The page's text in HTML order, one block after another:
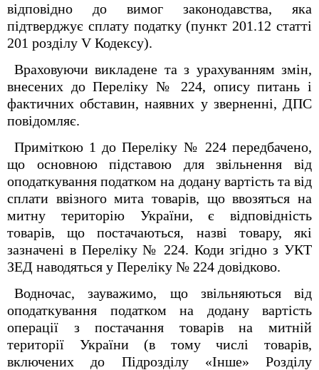
відповідно до вимог законодавства, яка
підтверджує сплату податку (пункт 201.12 статті
201 розділу V Кодексу).
Враховуючи викладене та з урахуванням змін,
внесених до Переліку № 224, опису питань і
фактичних обставин, наявних у зверненні, ДПС
повідомляє.
Приміткою 1 до Переліку № 224 передбачено,
що основною підставою для звільнення від
оподаткування податком на додану вартість та від
сплати ввізного мита товарів, що ввозяться на
митну територію України, є відповідність
товарів, що постачаються, назві товару, які
зазначені в Переліку № 224. Коди згідно з УКТ
ЗЕД наводяться у Переліку № 224 довідково.
Водночас, зауважимо, що звільняються від
оподаткування податком на додану вартість
операції з постачання товарів на митній
території України (в тому числі товарів,
включених до Підрозділу «Інше» Розділу